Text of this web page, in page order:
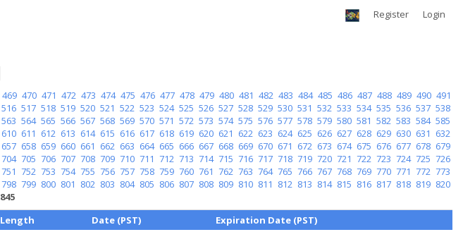
Register Login
469 470 471 472 473 474 475 476 477 478 479 480 481 482 483 484 485 486 487 488 489 490 491
516 517 518 519 520 521 522 523 524 525 526 527 528 529 530 531 532 533 534 535 536 537 538
563 564 565 566 567 568 569 570 571 572 573 574 575 576 577 578 579 580 581 582 583 584 585
610 611 612 613 614 615 616 617 618 619 620 621 622 623 624 625 626 627 628 629 630 631 632
657 658 659 660 661 662 663 664 665 666 667 668 669 670 671 672 673 674 675 676 677 678 679
704 705 706 707 708 709 710 711 712 713 714 715 716 717 718 719 720 721 722 723 724 725 726
751 752 753 754 755 756 757 758 759 760 761 762 763 764 765 766 767 768 769 770 771 772 773
798 799 800 801 802 803 804 805 806 807 808 809 810 811 812 813 814 815 816 817 818 819 820
845
Length Date (PST)
Expiration Date (PST)